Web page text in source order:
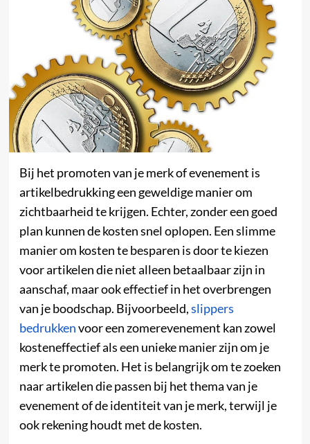
Bij het promoten van je merk of evenement is
artikelbedrukking een geweldige manier om
zichtbaarheid te krijgen. Echter, zonder een goed
plan kunnen de kosten snel oplopen. Een slimme
manier om kosten te besparen is door te kiezen
voor artikelen die niet alleen betaalbaar zijn in
aanschaf, maar ook effectief in het overbrengen
van je boodschap. Bijvoorbeeld,slippers
bedrukkenvoor een zomerevenement kan zowel
kosteneffectief als een unieke manier zijn om je
merk te promoten. Het is belangrijk om te zoeken
naar artikelen die passen bij het thema van je
evenement of de identiteit van je merk, terwijl je
ook rekening houdt met de kosten.